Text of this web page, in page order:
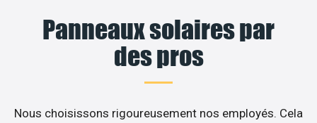
Panneaux solaires par
des pros
Nous choisissons rigoureusement nos employés. Cela